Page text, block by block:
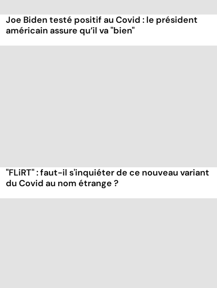
Joe Biden testé positif au Covid : le président
américain assure qu’il va "bien"
"FLiRT" : faut-il s'inquiéter de ce nouveau variant
du Covid au nom étrange ?